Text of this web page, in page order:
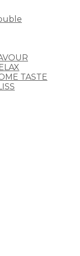
TASTE